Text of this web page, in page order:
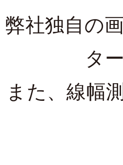
弊社独自の
タ
また、線幅